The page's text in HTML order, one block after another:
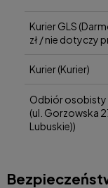
Kurier GLS
zł / nie dotyczy
Kurier(Kurier)
Odbiór osobisty
(ul. Gorzowska
Lubuskie))